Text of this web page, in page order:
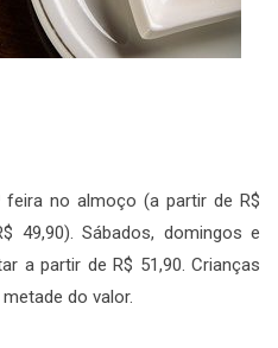
no almoço (a partir de R$
49,90). Sábados, domingos e
a partir de R$ 51,90. Crianças
do valor.